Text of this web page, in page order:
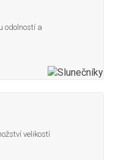
odolností a
velikostí